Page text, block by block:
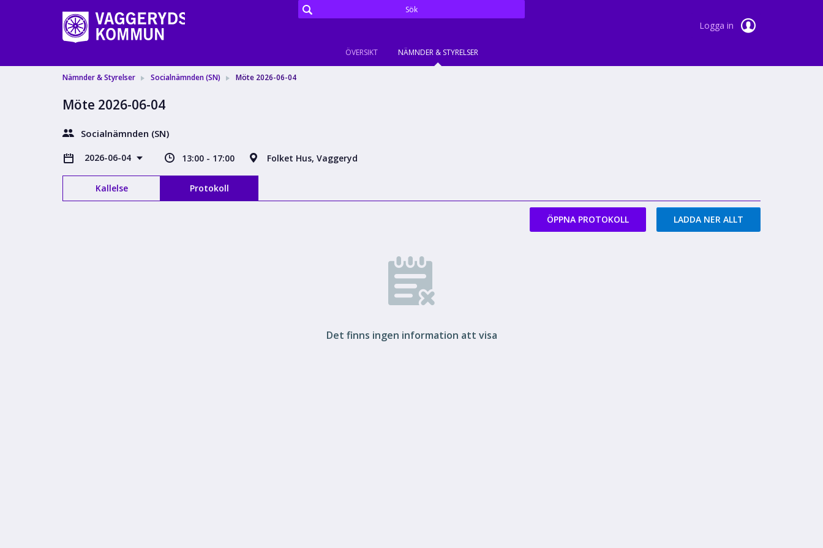
Logga in
ÖVERSIKT NÄMNDER & STYRELSER
Nämnder & Styrelser Socialnämnden (SN) Möte 2026-06-04
Möte 2026-06-04
Socialnämnden (SN)
2026-06-04 13:00 - 17:00 Folket Hus, Vaggeryd
Kallelse Protokoll
ÖPPNA PROTOKOLL LADDA NER ALLT
Det finns ingen information att visa